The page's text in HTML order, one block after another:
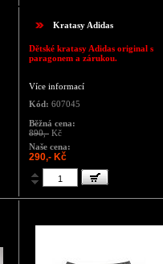
Kratasy Adidas
Dětské kratasy Adidas original s
paragonem a zárukou.
Více informací
Kód: 607045
Běžná cena:
890,- Kč
Naše cena:
290,- Kč